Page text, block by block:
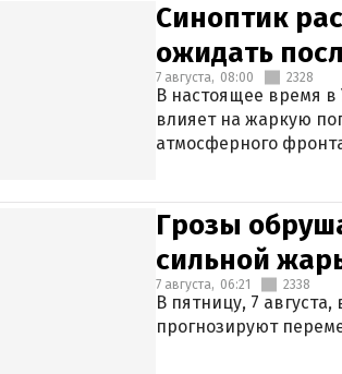
Синоптик
ожидать
7 августа, 08:00 2328
В настоящее время в
влияет на жаркую
атмосферного
Грозы
сильной
7 августа, 06:21 2338
В пятницу, 7
прогнозируют